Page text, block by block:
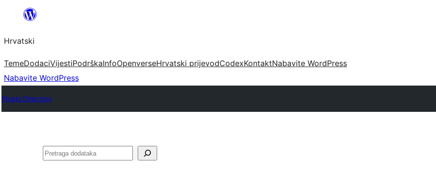
Skoči
sadržaja
Hrvatski
TemeDodaciVijestiPodrškaInfoOpenverseHrvatski prijevodCodexKontaktNabavite WordPress
Nabavite WordPress
Plugin Directory
Pretraga